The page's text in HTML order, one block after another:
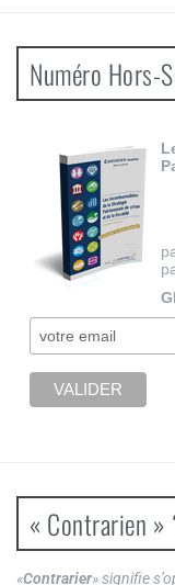
Numéro Hors-
« Contrarien »
«Contrarier» signifie